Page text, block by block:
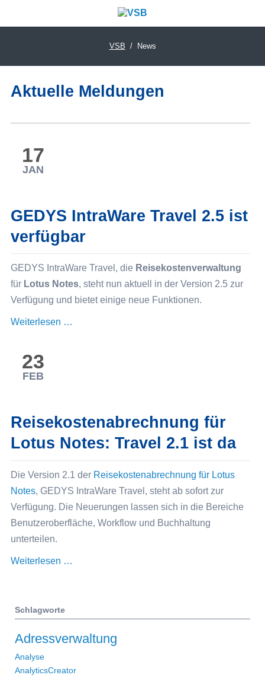
VSB News
Aktuelle Meldungen
17
JAN
GEDYS IntraWare Travel 2.5 ist
verfügbar
GEDYS IntraWare Travel, die Reisekostenverwaltung
für Lotus Notes, steht nun aktuell in der Version 2.5 zur
Verfügung und bietet einige neue Funktionen.
Weiterlesen …
23
FEB
Reisekostenabrechnung für
Lotus Notes: Travel 2.1 ist da
Die Version 2.1 der Reisekostenabrechnung für Lotus
Notes, GEDYS IntraWare Travel, steht ab sofort zur
Verfügung. Die Neuerungen lassen sich in die Bereiche
Benutzeroberfläche, Workflow und Buchhaltung
unterteilen.
Weiterlesen …
2.1
da
Schlagworte
Adressverwaltung
Analyse
AnalyticsCreator